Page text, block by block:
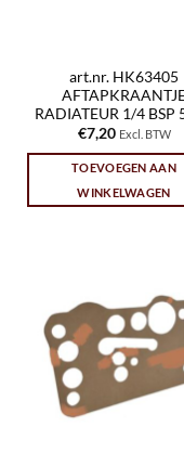
art.nr. HK63405
RADIATEUR 1/4 BSP
€7,20 Excl. BTW
TOEVOEGEN AAN
WINKELWAGEN